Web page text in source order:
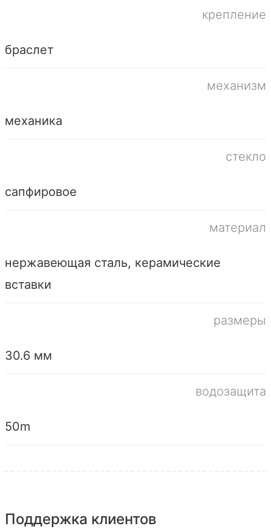
крепление
браслет
механизм
механика
стекло
сапфировое
материал
нержавеющая сталь, керамические
вставки
размеры
30.6 мм
водозащита
50m
Поддержка клиентов